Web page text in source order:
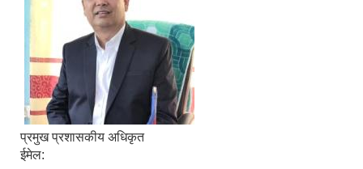
प्रमुख प्रशासकीय अधिकृत
ईमेल: